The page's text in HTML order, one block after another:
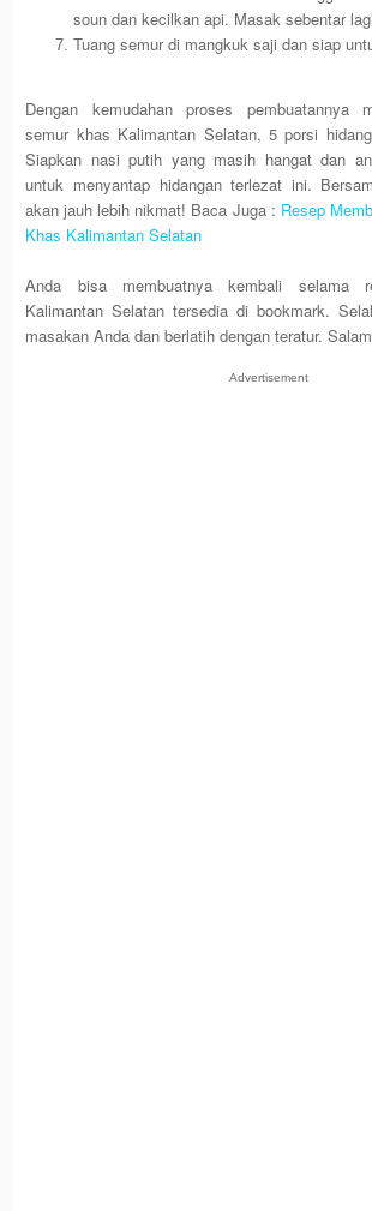
soun dan kecilkan api. Masak sebentar
Tuang semur di mangkuk saji dan siap
Dengan kemudahan proses pembuatannya
semur khas Kalimantan Selatan, 5 porsi
Siapkan nasi putih yang masih hangat dan
untuk menyantap hidangan terlezat ini.
akan jauh lebih nikmat! Baca Juga : Resep
Khas Kalimantan Selatan
Anda bisa membuatnya kembali selama
Kalimantan Selatan tersedia di bookmark.
masakan Anda dan berlatih dengan teratur.
Advertisement